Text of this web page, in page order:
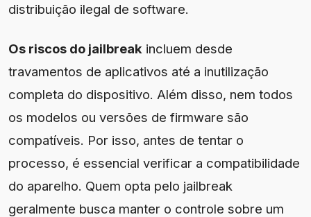
distribuição ilegal de software.
Os riscos do jailbreak incluem desde
travamentos de aplicativos até a inutilização
completa do dispositivo. Além disso, nem todos
os modelos ou versões de firmware são
compatíveis. Por isso, antes de tentar o
processo, é essencial verificar a compatibilidade
do aparelho. Quem opta pelo jailbreak
geralmente busca manter o controle sobre um